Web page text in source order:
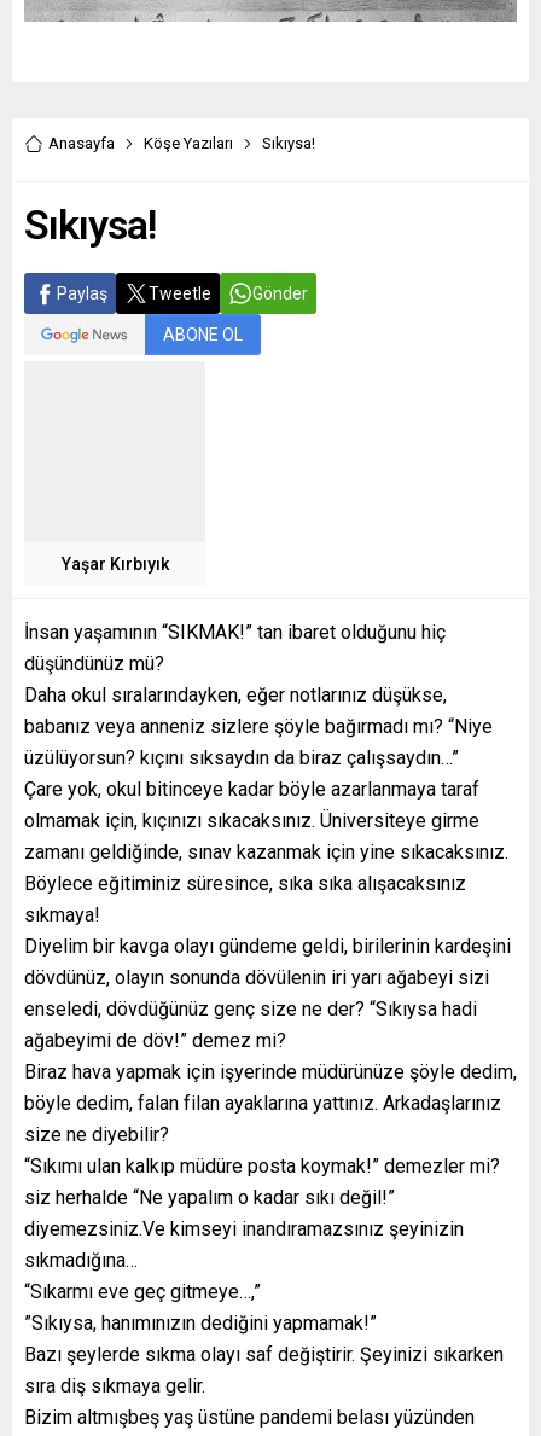
Anasayfa Köşe Yazıları Sıkıysa!
Sıkıysa!
Paylaş Tweetle Gönder
ABONE OL
Yaşar Kırbıyık
İnsan yaşamının “SIKMAK!” tan ibaret olduğunu hiç
düşündünüz mü?
Daha okul sıralarındayken, eğer notlarınız düşükse,
babanız veya anneniz sizlere şöyle bağırmadı mı? “Niye
üzülüyorsun? kıçını sıksaydın da biraz çalışsaydın…”
Çare yok, okul bitinceye kadar böyle azarlanmaya taraf
olmamak için, kıçınızı sıkacaksınız. Üniversiteye girme
zamanı geldiğinde, sınav kazanmak için yine sıkacaksınız.
Böylece eğitiminiz süresince, sıka sıka alışacaksınız
sıkmaya!
Diyelim bir kavga olayı gündeme geldi, birilerinin kardeşini
dövdünüz, olayın sonunda dövülenin iri yarı ağabeyi sizi
enseledi, dövdüğünüz genç size ne der? “Sıkıysa hadi
ağabeyimi de döv!” demez mi?
Biraz hava yapmak için işyerinde müdürünüze şöyle dedim,
böyle dedim, falan filan ayaklarına yattınız. Arkadaşlarınız
size ne diyebilir?
“Sıkımı ulan kalkıp müdüre posta koymak!” demezler mi?
siz herhalde “Ne yapalım o kadar sıkı değil!”
diyemezsiniz.Ve kimseyi inandıramazsınız şeyinizin
sıkmadığına…
“Sıkarmı eve geç gitmeye…,”
”Sıkıysa, hanımınızın dediğini yapmamak!”
Bazı şeylerde sıkma olayı saf değiştirir. Şeyinizi sıkarken
sıra diş sıkmaya gelir.
Bizim altmışbeş yaş üstüne pandemi belası yüzünden